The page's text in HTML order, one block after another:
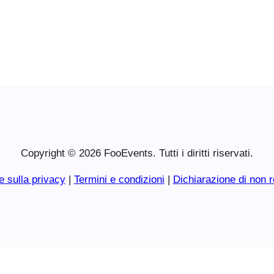
Copyright © 2026 FooEvents. Tutti i diritti riservati.
sulla privacy| Termini e condizioni | Dichiarazione di non